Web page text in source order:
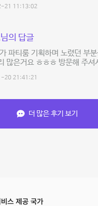
21 11:13:02
의 답글
파티룸 기획하며 노렸던 부
많은거요 ㅎㅎㅎ 방문해 주
20 21:41:21
더 많은 후기 보기
스 제공 국가